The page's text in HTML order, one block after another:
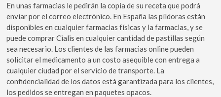
En unas farmacias le pedirán la copia de su receta que podrá
enviar por el correo electrónico. En España las píldoras están
disponibles en cualquier farmacias físicas y la farmacias, y se
puede comprar Cialis en cualquier cantidad de pastillas según
sea necesario. Los clientes de las farmacias online pueden
solicitar el medicamento a un costo asequible con entrega a
cualquier ciudad por el servicio de transporte. La
confidencialidad de los datos está garantizada para los clientes,
los pedidos se entregan en paquetes opacos.